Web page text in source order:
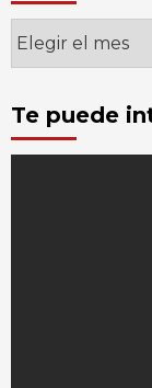
Archivos
Te puede